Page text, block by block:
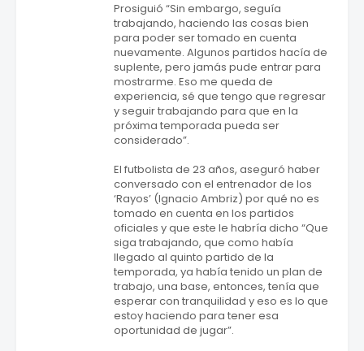
Prosiguió “Sin embargo, seguía
trabajando, haciendo las cosas bien
para poder ser tomado en cuenta
nuevamente. Algunos partidos hacía de
suplente, pero jamás pude entrar para
mostrarme. Eso me queda de
experiencia, sé que tengo que regresar
y seguir trabajando para que en la
próxima temporada pueda ser
considerado”.
El futbolista de 23 años, aseguró haber
conversado con el entrenador de los
‘Rayos’ (Ignacio Ambriz) por qué no es
tomado en cuenta en los partidos
oficiales y que este le habría dicho “Que
siga trabajando, que como había
llegado al quinto partido de la
temporada, ya había tenido un plan de
trabajo, una base, entonces, tenía que
esperar con tranquilidad y eso es lo que
estoy haciendo para tener esa
oportunidad de jugar”.